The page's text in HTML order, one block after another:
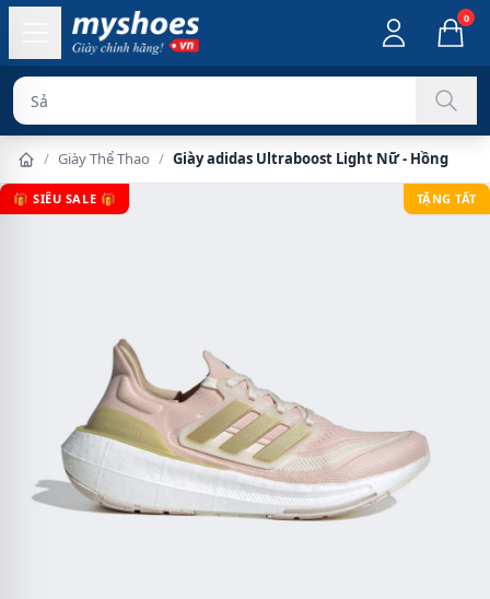
0
Sản phẩm chí
/ Giày Thể Thao / Giày adidas Ultraboost Light Nữ - Hồng
🎁 SIÊU SALE 🎁 TẶNG TẤT